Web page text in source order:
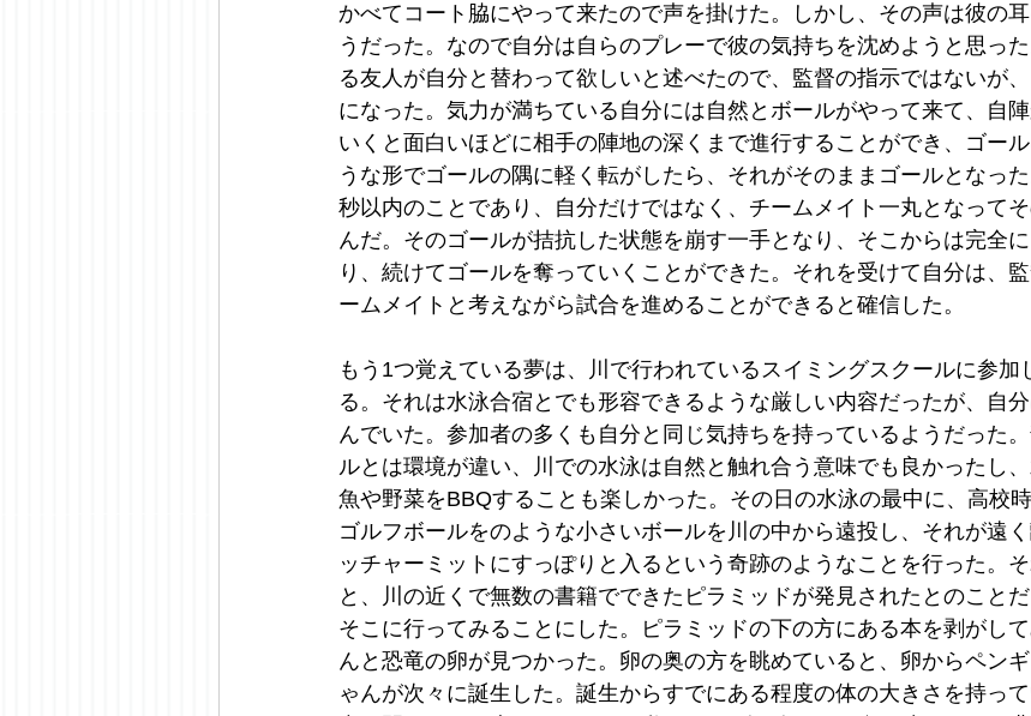
かべてコート脇にやって来たので声を掛けた。しかし、その声は彼の
うだった。なので自分は自らのプレーで彼の気持ちを沈めようと思っ
る友人が自分と替わって欲しいと述べたので、監督の指示ではないが
になった。気力が満ちている自分には自然とボールがやって来て、自
いくと面白いほどに相手の陣地の深くまで進行することができ、ゴー
うな形でゴールの隅に軽く転がしたら、それがそのままゴールとなっ
秒以内のことであり、自分だけではなく、チームメイト一丸となって
んだ。そのゴールが拮抗した状態を崩す一手となり、そこからは完全
り、続けてゴールを奪っていくことができた。それを受けて自分は、
ームメイトと考えながら試合を進めることができると確信した。
もう1つ覚えている夢は、川で行われているスイミングスクールに参加
る。それは水泳合宿とでも形容できるような厳しい内容だったが、自
んでいた。参加者の多くも自分と同じ気持ちを持っているようだった
ルとは環境が違い、川での水泳は自然と触れ合う意味でも良かったし
魚や野菜をBBQすることも楽しかった。その日の水泳の最中に、高校
ゴルフボールをのような小さいボールを川の中から遠投し、それが遠
ッチャーミットにすっぽりと入るという奇跡のようなことを行った。
と、川の近くで無数の書籍でできたピラミッドが発見されたとのこと
そこに行ってみることにした。ピラミッドの下の方にある本を剥がし
んと恐竜の卵が見つかった。卵の奥の方を眺めていると、卵からペン
ゃんが次々に誕生した。誕生からすでにある程度の体の大きさを持っ